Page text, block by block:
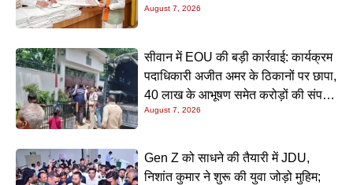
अपील
August 7, 2026
सीवान में EOU की बड़ी कार्रवाई: कार्यक्रम
पदाधिकारी अजीत अमर के ठिकानों पर छापा,
40 लाख के आभूषण समेत करोड़ों की संपत्ति
की जांच शुरू
August 7, 2026
Gen Z को साधने की तैयारी में JDU,
निशांत कुमार ने शुरू की युवा जोड़ो मुहिम;